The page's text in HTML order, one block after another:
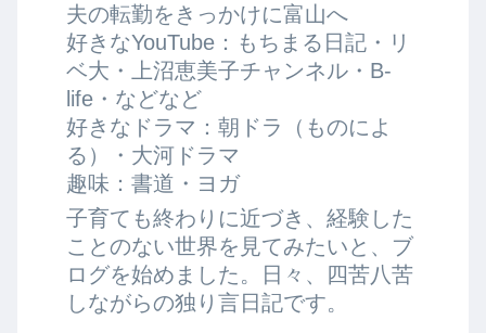
夫の転勤をきっかけに富山へ
好きなYouTube：もちまる日記・リ
ベ大・上沼恵美子チャンネル・B-
life・などなど
好きなドラマ：朝ドラ（ものによ
る）・大河ドラマ
趣味：書道・ヨガ
子育ても終わりに近づき、経験した
ことのない世界を見てみたいと、ブ
ログを始めました。日々、四苦八苦
しながらの独り言日記です。